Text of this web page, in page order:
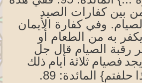
بين كفارات الصيد
وفي كفارة الأيمان
به من الطعام أو
رقبة الصيام قال جل
فصيام ثلاثة أيام ذلك
حلفتم} المائدة: 89
.